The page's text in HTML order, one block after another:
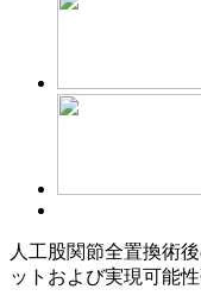
人工股関節全置換術
ットおよび実現可能